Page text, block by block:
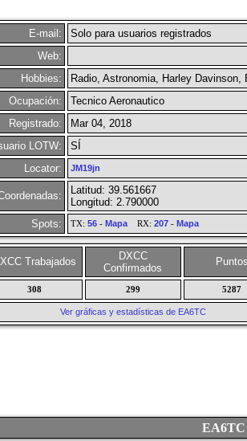
E-mail:
Solo para usuarios registrados
Web:
Hobbies:
Radio, Astronomia, Harley Davinson,
Ocupación:
Tecnico Aeronautico
Registrado:
Mar 04, 2018
LOTW:
SÍ
Locator:
JM19jn
Latitud: 39.561667
Longitud: 2.790000
Spots:
TX: 56- MapaRX: 207- Mapa
Trabajados
DXCC
Confirmados
Puntos
308 299 5287
Ver gráficas y estadísticas de EA6TC
EA6TC